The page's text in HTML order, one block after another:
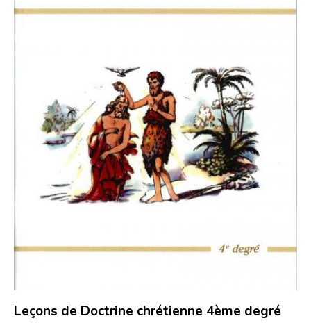
Leçons de Doctrine chrétienne 4ème degré